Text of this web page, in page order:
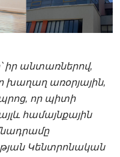
իր անտառներով,
խաղաղ առօրյային,
որ պիտի
համայնքային
Կենտրոնական